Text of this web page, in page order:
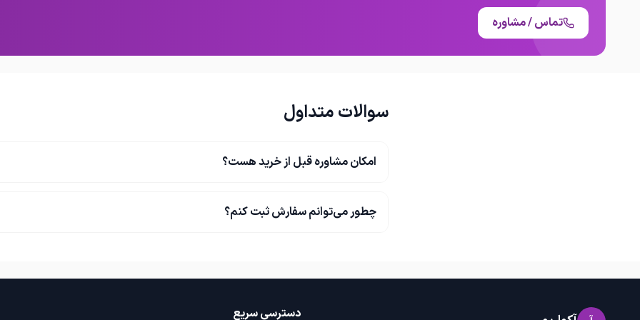
تماس / مشاوره
سوالات متداول
امکان مشاوره قبل از خرید هست؟
چطور می‌توانم سفارش ثبت کنم؟
دسترسی سریع